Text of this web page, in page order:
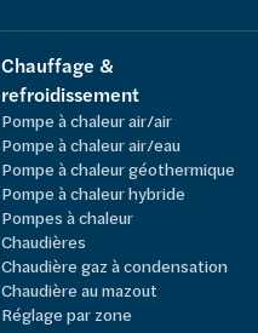
Chauffage &
refroidissement
Pompe à chaleur air/air
Pompe à chaleur air/eau
Pompe à chaleur géothermique
Pompe à chaleur hybride
Pompes à chaleur
Chaudières
Chaudière gaz à condensation
Chaudière au mazout
Réglage par zone